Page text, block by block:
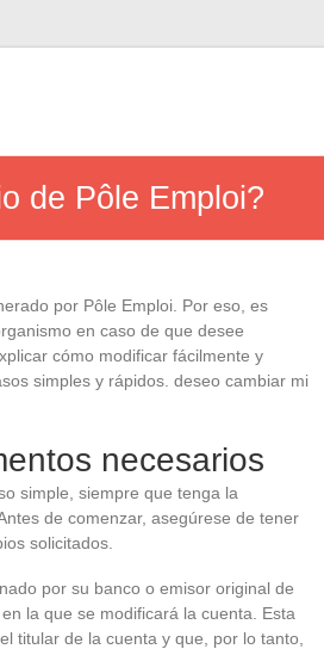
de Pôle Emploi?
por Pôle Emploi. Por eso, es
en caso de que desee
cómo modificar fácilmente y
simples y rápidos. deseo cambiar mi
necesarios
simple, siempre que tenga la
de comenzar, asegúrese de tener
solicitados.
por su banco o emisor original de
la que se modificará la cuenta. Esta
titular de la cuenta y que, por lo tanto,